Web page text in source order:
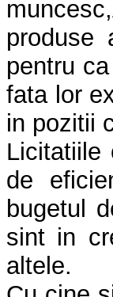
produse
pentru
fata lor
in pozitii
Licitatiile
de
bugetul
sint in
altele.